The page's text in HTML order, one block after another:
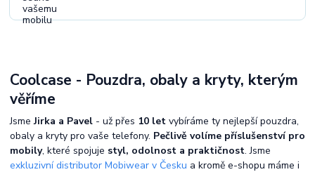
Coolcase - Pouzdra, obaly a kryty, kterým
věříme
JsmeJirka a Pavel - už přes 10 let vybíráme ty nejlepší pouzdra,
obaly a kryty pro vaše telefony. Pečlivě volíme příslušenství pro
mobily, které spojuje styl, odolnost a praktičnost. Jsme
exkluzivní distributor Mobiwear v Česku a kromě e-shopu máme i